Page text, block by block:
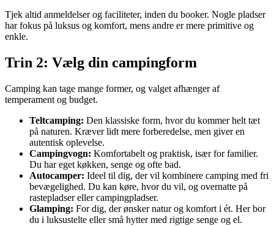
Tjek altid anmeldelser og faciliteter, inden du booker. Nogle pladser
har fokus på luksus og komfort, mens andre er mere primitive og
enkle.
Trin 2: Vælg din campingform
Camping kan tage mange former, og valget afhænger af
temperament og budget.
Teltcamping: Den klassiske form, hvor du kommer helt tæt
på naturen. Kræver lidt mere forberedelse, men giver en
autentisk oplevelse.
Campingvogn: Komfortabelt og praktisk, især for familier.
Du har eget køkken, senge og ofte bad.
Autocamper: Ideel til dig, der vil kombinere camping med fri
bevægelighed. Du kan køre, hvor du vil, og overnatte på
rastepladser eller campingpladser.
Glamping: For dig, der ønsker natur og komfort i ét. Her bor
du i luksustelte eller små hytter med rigtige senge og el.